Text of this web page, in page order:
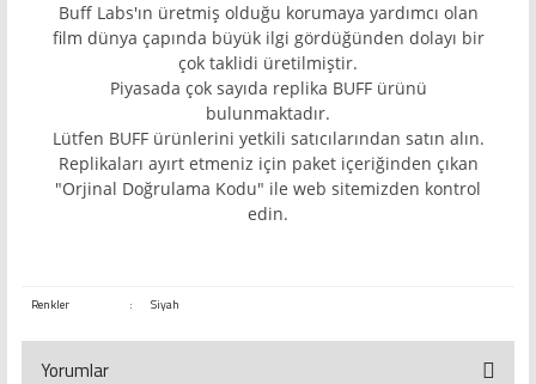
Buff Labs'ın üretmiş olduğu korumaya yardımcı olan
film dünya çapında büyük ilgi gördüğünden dolayı bir
çok taklidi üretilmiştir.
Piyasada çok sayıda replika BUFF ürünü
bulunmaktadır.
Lütfen BUFF ürünlerini yetkili satıcılarından satın alın.
Replikaları ayırt etmeniz için paket içeriğinden çıkan
"Orjinal Doğrulama Kodu" ile web sitemizden kontrol
edin.
Renkler : Siyah
Yorumlar